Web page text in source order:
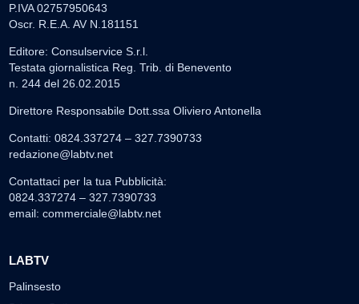
P.IVA 02757950643
Oscr. R.E.A. AV N.181151
Editore: Consulservice S.r.l.
Testata giornalistica Reg. Trib. di Benevento
n. 244 del 26.02.2015
Direttore Responsabile Dott.ssa Oliviero Antonella
Contatti: 0824.337274 – 327.7390733
redazione@labtv.net
Contattaci per la tua Pubblicità:
0824.337274 – 327.7390733
email: commerciale@labtv.net
LABTV
Palinsesto